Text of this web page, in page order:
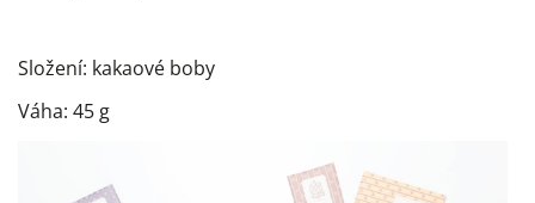
Složení: kakaové boby
Váha: 45 g